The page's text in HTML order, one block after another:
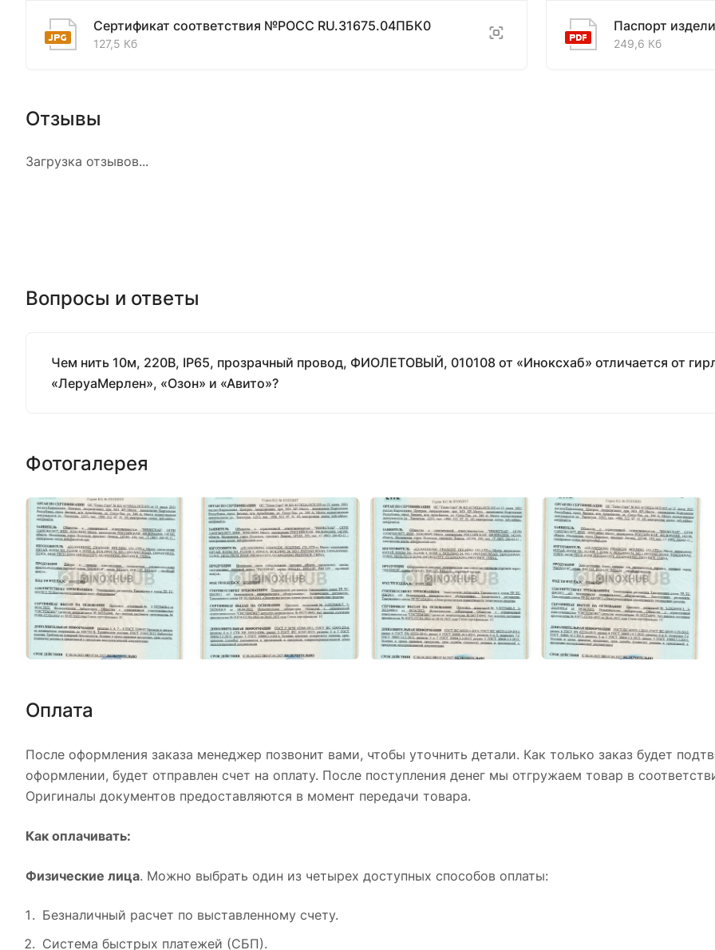
Сертификат соответствия №РОСС RU.31675.04ПБК0
127,5 Кб
Паспорт
249,6 Кб
Отзывы
Загрузка отзывов...
Вопросы и ответы
Чем нить 10м, 220В, IP65, прозрачный провод, ФИОЛЕТОВЫЙ, 010108 от «Иноксхаб» отличается от
«ЛеруаМерлен», «Озон» и «Авито»?
Фотогалерея
Оплата
После оформления заказа менеджер позвонит вами, чтобы уточнить детали. Как только заказ будет
оформлении, будет отправлен счет на оплату. После поступления денег мы отгружаем товар в
Оригиналы документов предоставляются в момент передачи товара.
Как оплачивать:
Физические лица. Можно выбрать один из четырех доступных способов оплаты:
Безналичный расчет по выставленному счету.
Система быстрых платежей (СБП).